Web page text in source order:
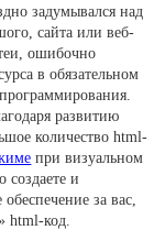
задумывался над
сайта или веб-
ошибочно
в обязательном
развитию
количество html-
при визуальном
создаете и
за вас,
html-код.